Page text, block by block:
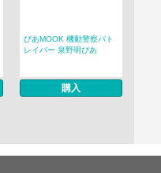
ぴあMOOK 機動警察パト
レイバー 泉野明ぴあ
購入